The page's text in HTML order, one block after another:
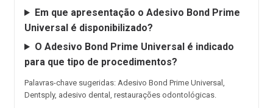
Em que apresentação o Adesivo Bond Prime
Universal é disponibilizado?
O Adesivo Bond Prime Universal é indicado
para que tipo de procedimentos?
Palavras-chave sugeridas: Adesivo Bond Prime Universal,
Dentsply, adesivo dental, restaurações odontológicas.